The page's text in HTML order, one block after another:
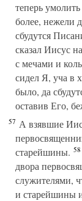
теперь
более, нежели
сбудутся
сказал Иисус
с мечами и
сидел Я, уча в
было, да
оставив Его,
57 А взявшие
старейшины. 58
двора
служителями,
и старейшины